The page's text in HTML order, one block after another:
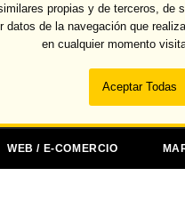
propias y de terceros, de
datos de la navegación que
en cualquier momento
WEB / E-COMERCIO